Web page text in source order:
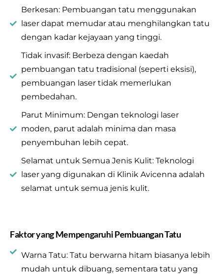
Berkesan: Pembuangan tatu menggunakan
laser dapat memudar atau menghilangkan tatu
dengan kadar kejayaan yang tinggi.
Tidak invasif: Berbeza dengan kaedah
pembuangan tatu tradisional (seperti eksisi),
pembuangan laser tidak memerlukan
pembedahan.
Parut Minimum: Dengan teknologi laser
moden, parut adalah minima dan masa
penyembuhan lebih cepat.
Selamat untuk Semua Jenis Kulit: Teknologi
laser yang digunakan di Klinik Avicenna adalah
selamat untuk semua jenis kulit.
Faktor yang Mempengaruhi Pembuangan Tatu
Warna Tatu: Tatu berwarna hitam biasanya lebih
mudah untuk dibuang, sementara tatu yang